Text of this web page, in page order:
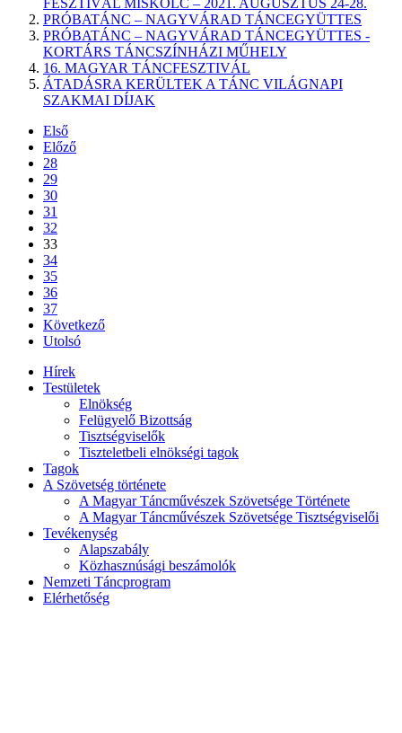
FESZTIVÁL MISKOLC – 2021. AUGUSZTUS 24-28.
PRÓBATÁNC – NAGYVÁRAD TÁNCEGYÜTTES
PRÓBATÁNC – NAGYVÁRAD TÁNCEGYÜTTES -
KORTÁRS TÁNCSZÍNHÁZI MŰHELY
16. MAGYAR TÁNCFESZTIVÁL
ÁTADÁSRA KERÜLTEK A TÁNC VILÁGNAPI
SZAKMAI DÍJAK
Első
Előző
28
29
30
31
32
33
34
35
36
37
Következő
Utolsó
Hírek
Testületek
Elnökség
Felügyelő Bizottság
Tisztségviselők
Tiszteletbeli elnökségi tagok
Tagok
A Szövetség története
A Magyar Táncművészek Szövetsége Története
A Magyar Táncművészek Szövetsége Tisztségviselői
Tevékenység
Alapszabály
Közhasznúsági beszámolók
Nemzeti Táncprogram
Elérhetőség